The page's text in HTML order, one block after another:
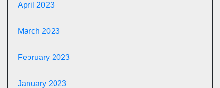
April 2023
March 2023
February 2023
January 2023